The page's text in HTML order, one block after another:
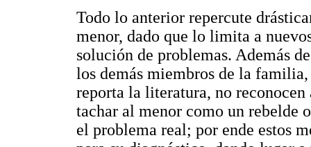
Todo lo anterior repercute
menor, dado que lo limita a
solución de problemas. Además
los demás miembros de la
reporta la literatura, no
tachar al menor como un rebelde
el problema real; por ende estos